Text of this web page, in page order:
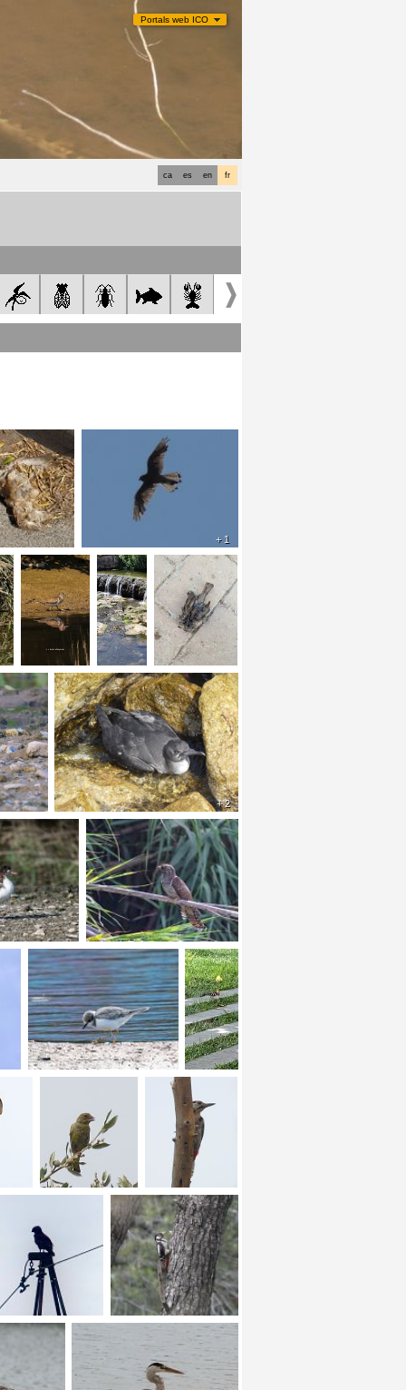
Portals web ICO
fr
en
es
ca
+ 1
+ 2